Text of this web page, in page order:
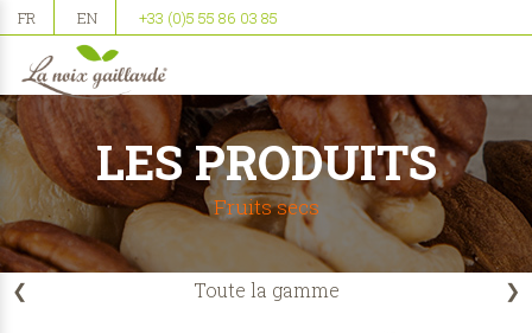
FR EN +33 (0)5 55 86 03 85
LES PRODUITS
Fruits secs
❮ Toute la gamme ❯